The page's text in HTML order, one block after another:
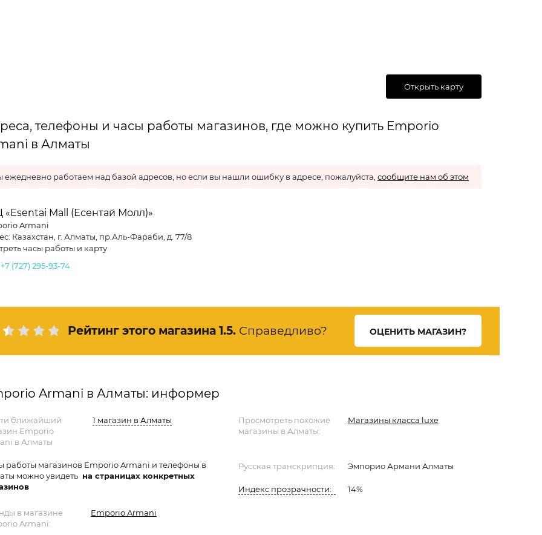
Открыть карту
телефоны и часы работы магазинов, где можно купить Emporio
в Алматы
ежедневно работаем над базой адресов, но если вы нашли ошибку в адресе, пожалуйста, сообщите нам об этом
«Esentai Mall (Есентай Молл)»
Armani
Казахстан, г. Алматы, пр.Аль-Фараби, д. 77/8
часы работы и карту
+7 (727) 295-93-74
Рейтинг этого магазина 1.5. Справедливо? ОЦЕНИТЬ МАГАЗИН?
Armani в Алматы: информер
ближайший
Emporio
в Алматы
1 магазин в Алматы
работы магазинов Emporio Armani и телефоны в
можно увидеть на страницах конкретных
Просмотреть похожие
магазины в Алматы:
Магазины класса luxe
Русская транскрипция: Эмпорио Армани Алматы
Индекс прозрачности: 14%
в магазине
Armani:
Emporio Armani